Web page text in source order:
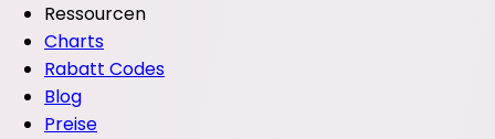
Ressourcen
Charts
Rabatt Codes
Blog
Preise